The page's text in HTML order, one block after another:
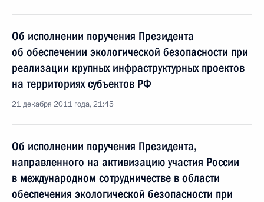
Об исполнении поручения Президента
об обеспечении экологической безопасности при
реализации крупных инфраструктурных проектов
на территориях субъектов РФ
21 декабря 2011 года, 21:45
Об исполнении поручения Президента,
направленного на активизацию участия России
в международном сотрудничестве в области
обеспечения экологической безопасности при